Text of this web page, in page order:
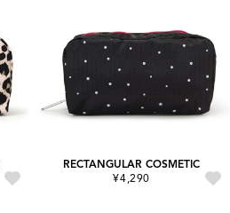
RECTANGULAR COSMETIC
¥4,290